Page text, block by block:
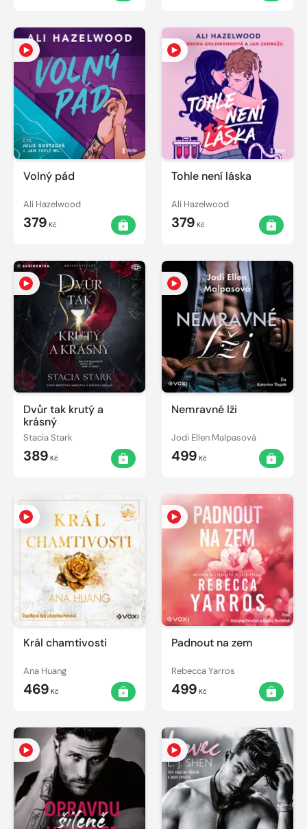
Volný pád
Ali Hazelwood
379 Kč
Tohle není láska
Ali Hazelwood
379 Kč
Dvůr tak krutý a
krásný
Stacia Stark
389 Kč
Nemravné lži
Jodi Ellen Malpasová
499 Kč
Král chamtivosti
Ana Huang
469 Kč
Padnout na zem
Rebecca Yarros
499 Kč